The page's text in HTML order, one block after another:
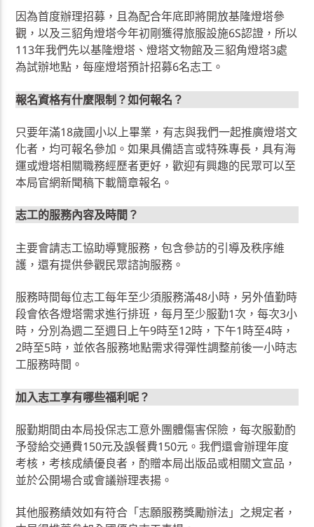
因為首度辦理招募，且為配合年底即將開放基隆燈塔參
觀，以及三貂角燈塔今年初剛獲得旅服設施6S認證，所以
113年我們先以基隆燈塔、燈塔文物館及三貂角燈塔3處
為試辦地點，每座燈塔預計招募6名志工。
報名資格有什麼限制？如何報名？
只要年滿18歲國小以上畢業，有志與我們一起推廣燈塔文
化者，均可報名參加。如果具備語言或特殊專長，具有海
運或燈塔相關職務經歷者更好，歡迎有興趣的民眾可以至
本局官網新聞稿下載簡章報名。
志工的服務內容及時間？
主要會請志工協助導覽服務，包含參訪的引導及秩序維
護，還有提供參觀民眾諮詢服務。
服務時間每位志工每年至少須服務滿48小時，另外值勤時
段會依各燈塔需求進行排班，每月至少服勤1次，每次3小
時，分別為週二至週日上午9時至12時，下午1時至4時，
2時至5時，並依各服務地點需求得彈性調整前後一小時志
工服務時間。
加入志工享有哪些福利呢？
服勤期間由本局投保志工意外團體傷害保險，每次服勤酌
予發給交通費150元及誤餐費150元。我們還會辦理年度
考核，考核成績優良者，酌贈本局出版品或相關文宣品，
並於公開場合或會議辦理表揚。
其他服務績效如有符合「志願服務獎勵辦法」之規定者，